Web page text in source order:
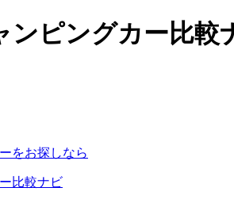
ンピングカー比較
をお探しなら
比較ナビ